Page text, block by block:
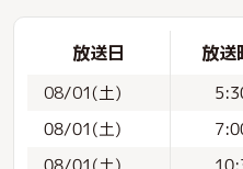
放送日 放送
08/01(土)
08/01(土)